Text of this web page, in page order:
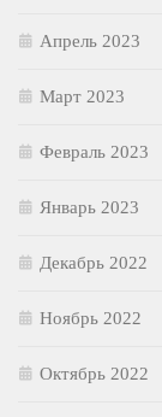
Апрель 2023
Март 2023
Февраль 2023
Январь 2023
Декабрь 2022
Ноябрь 2022
Октябрь 2022